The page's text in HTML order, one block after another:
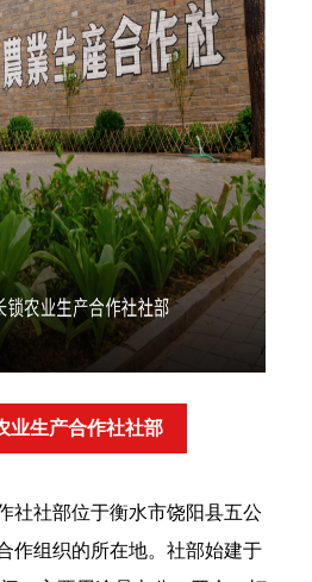
业生产合作社社部
社社部位于衡水市饶阳县五公
作组织的所在地。社部始建于